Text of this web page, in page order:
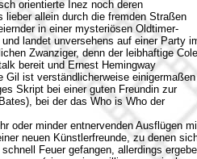
orientierte Inez noch deren
allein durch die fremden Straßen
in einer mysteriösen Oldtimer-
landet unversehens auf einer Party
Zwanziger, denn der leibhaftige Cole
bereit und Ernest Hemingway
Gil ist verständlicherweise einigermaßen
Skript bei einer guten Freundin zur
bei der das Who is Who der
oder minder entnervenden Ausflügen
neuen Künstlerfreunde, zu denen
Feuer gefangen, allerdings